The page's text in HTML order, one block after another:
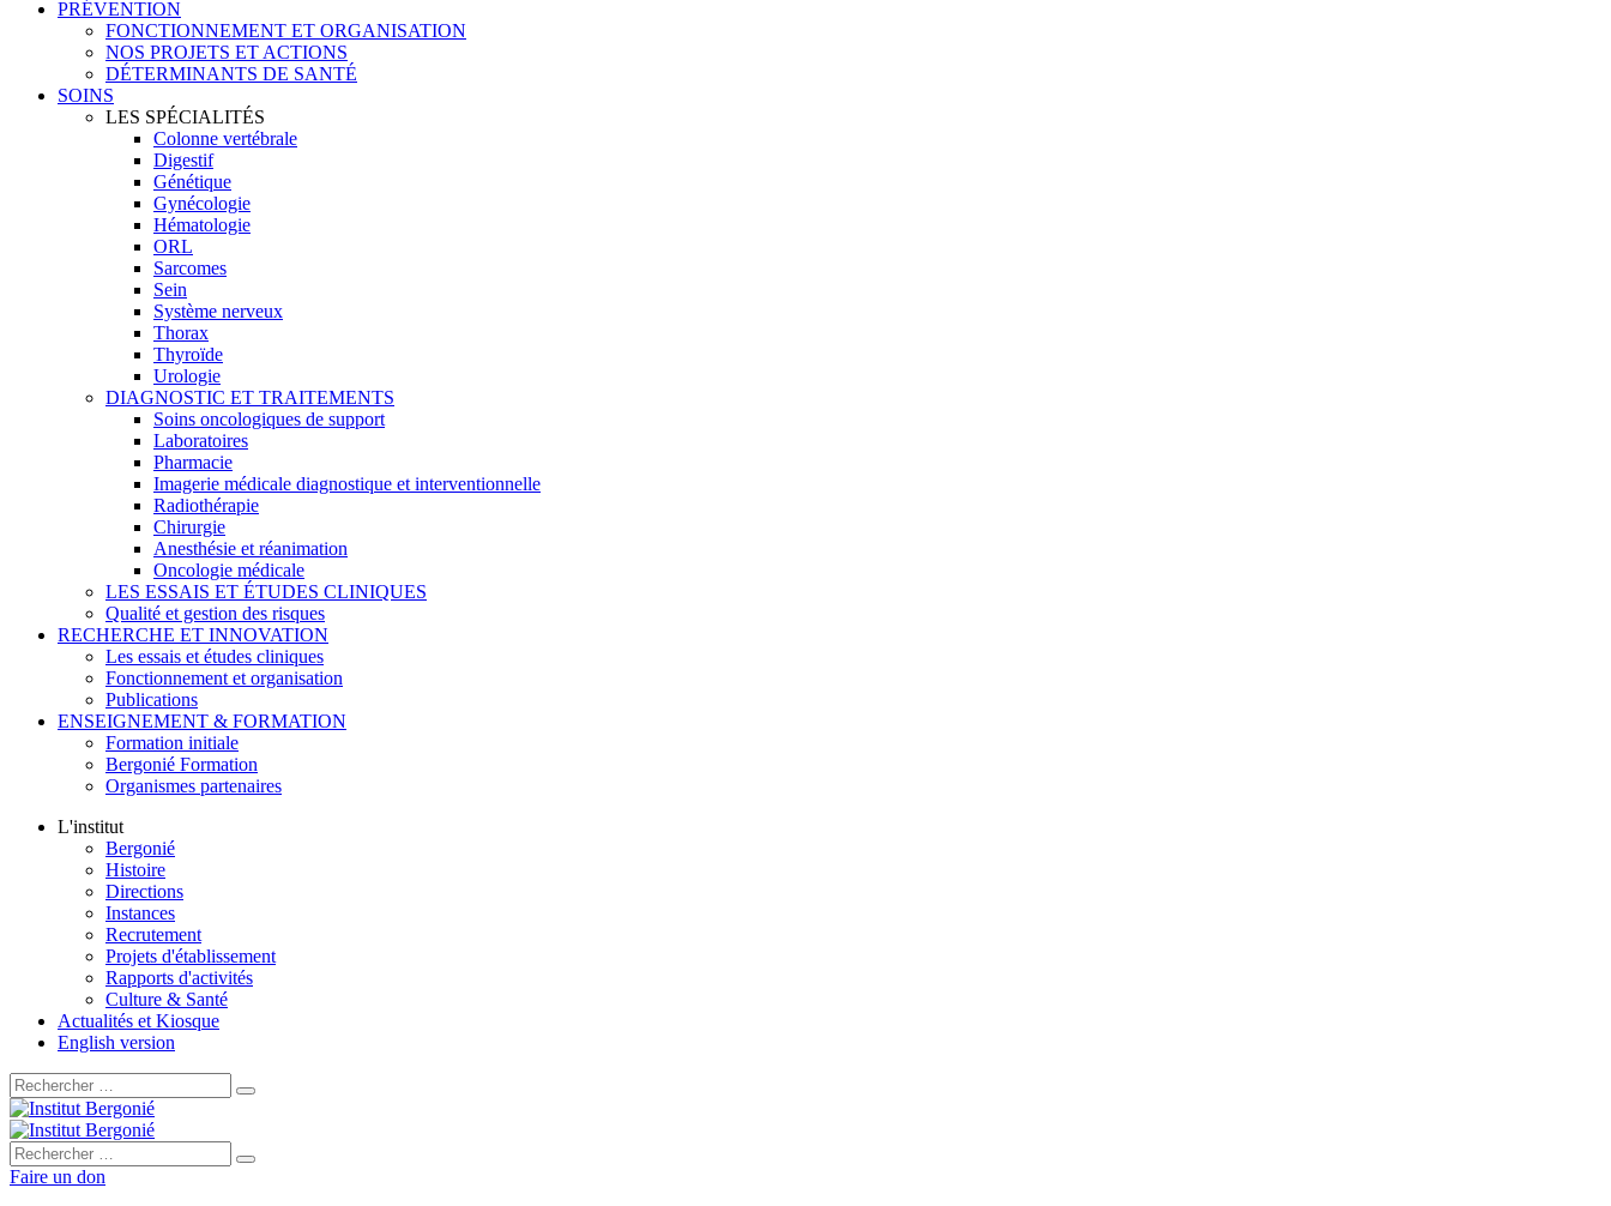
PRÉVENTION
FONCTIONNEMENT ET ORGANISATION
NOS PROJETS ET ACTIONS
DÉTERMINANTS DE SANTÉ
SOINS
LES SPÉCIALITÉS
Colonne vertébrale
Digestif
Génétique
Gynécologie
Hématologie
ORL
Sarcomes
Sein
Système nerveux
Thorax
Thyroïde
Urologie
DIAGNOSTIC ET TRAITEMENTS
Soins oncologiques de support
Laboratoires
Pharmacie
Imagerie médicale diagnostique et interventionnelle
Radiothérapie
Chirurgie
Anesthésie et réanimation
Oncologie médicale
LES ESSAIS ET ÉTUDES CLINIQUES
Qualité et gestion des risques
RECHERCHE ET INNOVATION
Les essais et études cliniques
Fonctionnement et organisation
Publications
ENSEIGNEMENT & FORMATION
Formation initiale
Bergonié Formation
Organismes partenaires
L'institut
Bergonié
Histoire
Directions
Instances
Recrutement
Projets d'établissement
Rapports d'activités
Culture & Santé
Actualités et Kiosque
English version
Rechercher :
Rechercher :
Faire un don